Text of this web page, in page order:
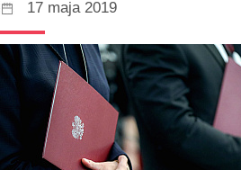
17 maja 2019